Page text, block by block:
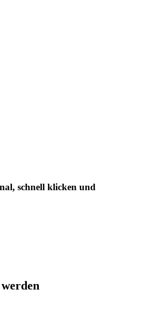
schnell klicken und